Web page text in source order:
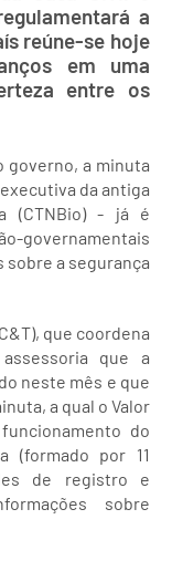
a
reúne-se hoje
em uma
entre os
governo, a minuta
da antiga
(CTNBio) - já é
governamentais
sobre a segurança
que coordena
que a
neste mês e que
a qual o Valor
do
(formado por 11
de registro e
sobre